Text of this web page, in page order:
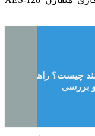
چیست؟ راهنمای
بررسی